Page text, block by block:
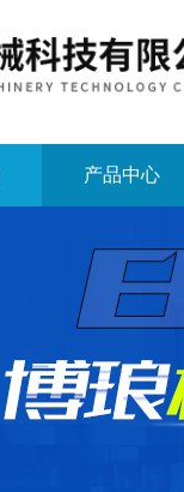
产品中心